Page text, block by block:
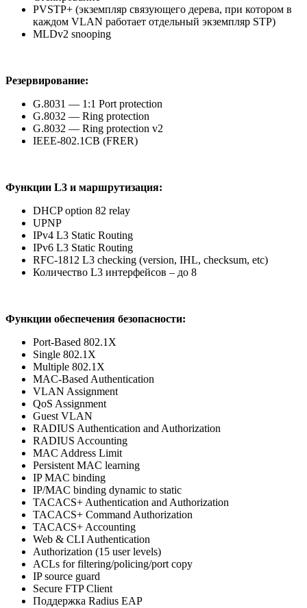
PVSTP+ (экземпляр связующего дерева, при котором в
каждом VLAN работает отдельный экземпляр STP)
MLDv2 snooping
Резервирование:
G.8031 — 1:1 Port protection
G.8032 — Ring protection
G.8032 — Ring protection v2
IEEE-802.1CB (FRER)
Функции L3 и маршрутизация:
DHCP option 82 relay
UPNP
IPv4 L3 Static Routing
IPv6 L3 Static Routing
RFC-1812 L3 checking (version, IHL, checksum, etc)
Количество L3 интерфейсов – до 8
Функции обеспечения безопасности:
Port-Based 802.1X
Single 802.1X
Multiple 802.1X
MAC-Based Authentication
VLAN Assignment
QoS Assignment
Guest VLAN
RADIUS Authentication and Authorization
RADIUS Accounting
MAC Address Limit
Persistent MAC learning
IP MAC binding
IP/MAC binding dynamic to static
TACACS+ Authentication and Authorization
TACACS+ Command Authorization
TACACS+ Accounting
Web & CLI Authentication
Authorization (15 user levels)
ACLs for filtering/policing/port copy
IP source guard
Secure FTP Client
Поддержка Radius EAP